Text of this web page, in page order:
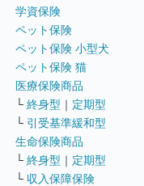
学資保険
ペット保険
ペット保険 小型犬
ペット保険 猫
医療保険商品
└ 終身型 ｜ 定期型
└ 引受基準緩和型
生命保険商品
└ 終身型 ｜ 定期型
└ 収入保障保険